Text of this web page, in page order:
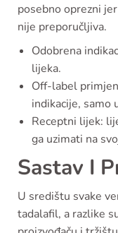
posebno oprezni
nije preporučljiva.
Odobrena
lijeka.
Off-label
indikacije, samo
Receptni lijek:
ga uzimati na
Sastav I
U središtu svake
tadalafil, a razlike